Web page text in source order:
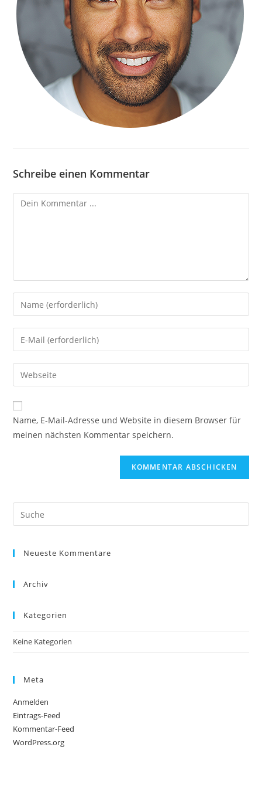
Schreibe einen Kommentar
Kommentieren
Gib
deinen
Namen
oder
zum
Kommentieren
ein
Gib
deine
E-
Mail-
zum
Kommentieren
ein
Gib
deine
Website-
URL
Name, E-Mail-Adresse und Website in diesem Browser für
meinen nächsten Kommentar speichern.
Suche
nach:
Neueste Kommentare
Archiv
Kategorien
Keine Kategorien
Meta
Anmelden
Eintrags-Feed
Kommentar-Feed
WordPress.org